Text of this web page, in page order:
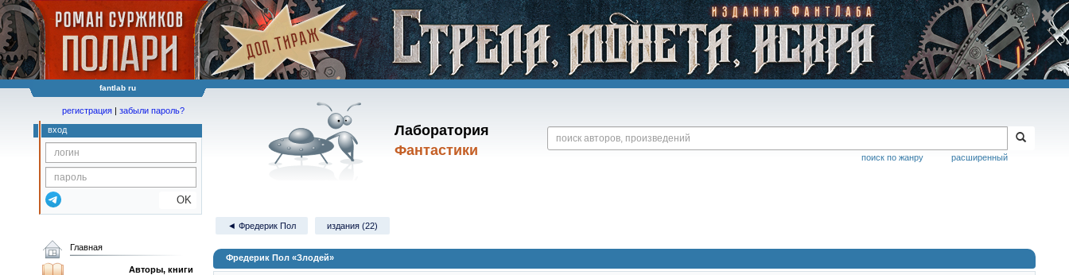
fantlab ru
Лаборатория
Фантастики
расширенный
поиск по жанру
регистрация | забыли пароль?
вход
OK
◄ Фредерик Пол издания (22)
Фредерик Пол «Злодей»
Главная
Авторы, книги